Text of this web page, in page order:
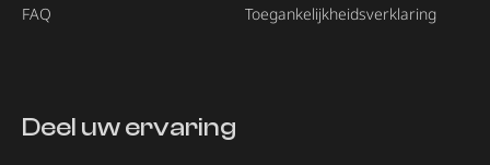
FAQ Toegankelijkheidsverklaring
Deel uw ervaring